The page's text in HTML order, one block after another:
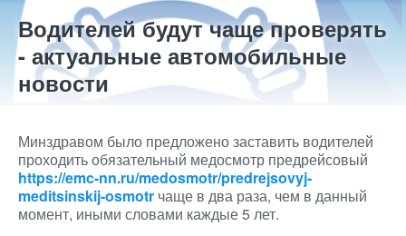
Водителей будут чаще проверять
- актуальные автомобильные
новости
Минздравом было предложено заставить водителей
проходить обязательный медосмотр предрейсовый
https://emc-nn.ru/medosmotr/predrejsovyj-
meditsinskij-osmotr чаще в два раза, чем в данный
момент, иными словами каждые 5 лет.